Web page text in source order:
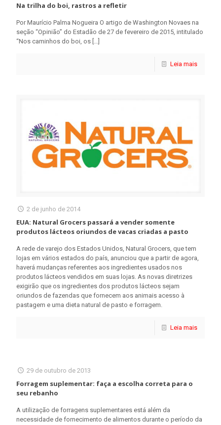
Na trilha do boi, rastros a refletir
Por Maurício Palma Nogueira O artigo de Washington Novaes na
seção “Opinião” do Estadão de 27 de fevereiro de 2015, intitulado
“Nos caminhos do boi, os […]
Leia mais
2 de junho de 2014
EUA: Natural Grocers passará a vender somente
produtos lácteos oriundos de vacas criadas a pasto
A rede de varejo dos Estados Unidos, Natural Grocers, que tem
lojas em vários estados do país, anunciou que a partir de agora,
haverá mudanças referentes aos ingredientes usados nos
produtos lácteos vendidos em suas lojas. As novas diretrizes
exigirão que os ingredientes dos produtos lácteos sejam
oriundos de fazendas que fornecem aos animais acesso à
pastagem e uma dieta natural de pasto e forragem.
Leia mais
29 de outubro de 2013
Forragem suplementar: faça a escolha correta para o
seu rebanho
A utilização de forragens suplementares está além da
necessidade de fornecimento de alimentos durante o período da